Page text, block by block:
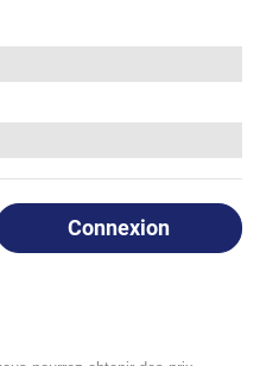
Connexion